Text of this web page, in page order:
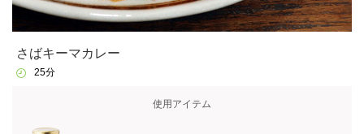
さばキーマカレー
25分
使用アイテム